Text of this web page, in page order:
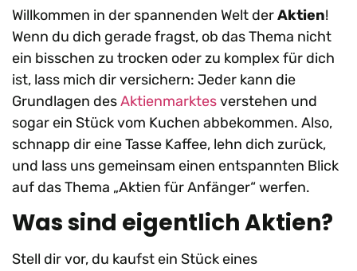
Willkommen in der spannenden Welt derAktien!
Wenn du dich gerade fragst, ob das Thema nicht
ein bisschen zu trocken oder zu komplex für dich
ist, lass mich dir versichern: Jeder kann die
Grundlagen desAktienmarktesverstehen und
sogar ein Stück vom Kuchen abbekommen. Also,
schnapp dir eine Tasse Kaffee, lehn dich zurück,
und lass uns gemeinsam einen entspannten Blick
auf das Thema „Aktien für Anfänger“ werfen.
Was sind eigentlich Aktien?
Stell dir vor, du kaufst ein Stück eines